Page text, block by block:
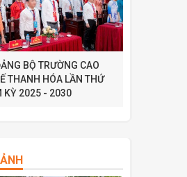
BỘ TRƯỜNG CAO
THANH HÓA LẦN THỨ
KỲ 2025 - 2030